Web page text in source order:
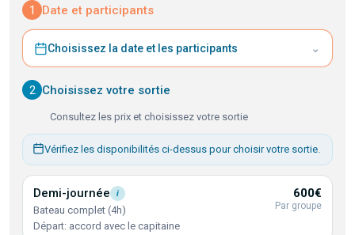
1 Date et participants
Choisissez la date et les participants ⌄
2 Choisissez votre sortie
Consultez les prix et choisissez votre sortie
Vérifiez les disponibilités ci-dessus pour choisir votre sortie.
Demi-journée i
Bateau complet (4h)
Départ: accord avec le capitaine
600€
Par groupe